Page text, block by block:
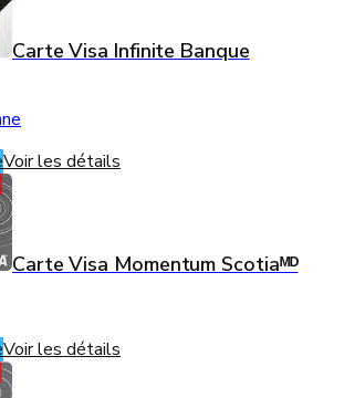
Carte Visa Infinite Banque
Voir les détails
Carte Visa Momentum Scotiaᴹᴰ
Voir les détails